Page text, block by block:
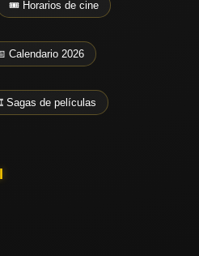
🎟️ Horarios de cine
Calendario 2026
Sagas de películas